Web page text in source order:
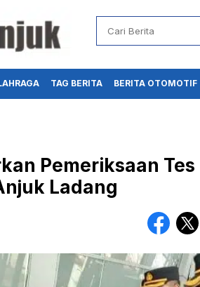
TAG BERITA BERITA OTOMOTIF
Pemeriksaan
Ladang